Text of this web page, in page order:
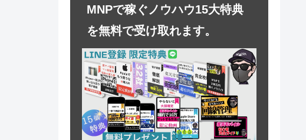
MNPで稼ぐノウハウ15大特典
を無料で受け取れます。